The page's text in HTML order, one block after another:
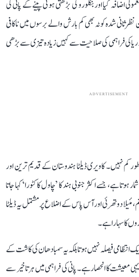
کیا اور بنگلورو کی بڑھتی ہوئی پینے کے پانی کی
نظرثانی شدہ کوٹہ بھی کم بارش والے برسوں میں ناکافی
کی فراہمی کی صلاحیت سے کہیں زیادہ تیزی سے بڑھی
ADVERTISEMENT
کم نہیں۔ کاویری ڈیلٹا ہندوستان کے قدیم ترین اور
ہے، جسے اکثر جنوبی ہند کا ’چاول کا کٹورا‘ کہا جاتا
مئیلا دوتھرئی اور آس پاس کے اضلاع پر مشتمل یہ ڈیلٹا
کا سہارا ہے۔
انتظامی فیصلہ نہیں ہوتا بلکہ یہ سمبا دھان کی کاشت کے
معیشت کا انحصار ہے۔ پانی کی فراہمی میں ہر تاخیر سے